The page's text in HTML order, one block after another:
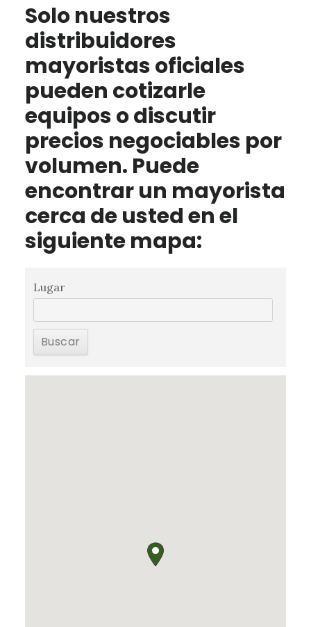
Solo nuestros
distribuidores
mayoristas oficiales
pueden cotizarle
equipos o discutir
precios negociables por
volumen. Puede
encontrar un mayorista
cerca de usted en el
siguiente mapa:
Lugar